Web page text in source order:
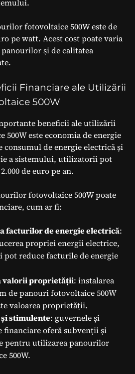
fotovoltaice 500W este de
pe watt. Acest cost poate varia
și de calitatea
Financiare ale Utilizării
500W
beneficii ale utilizării
este economia de energie
de energie electrică și
a sistemului, utilizatorii pot
de euro pe an.
fotovoltaice 500W poate
cum ar fi:
facturilor de energie electrică:
propriei energii electrice,
reduce facturile de energie
valorii proprietății: instalarea
de panouri fotovoltaice 500W
valoarea proprietății.
stimulente: guvernele și
oferă subvenții și
pentru utilizarea panourilor
500W.